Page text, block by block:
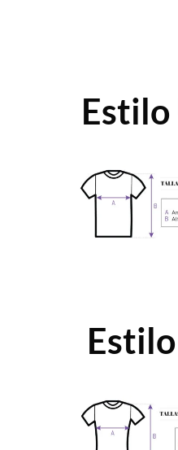
Estilo
Estilo